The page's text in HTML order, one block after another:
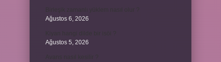
Ağustos 6, 2026
Ağustos 5, 2026